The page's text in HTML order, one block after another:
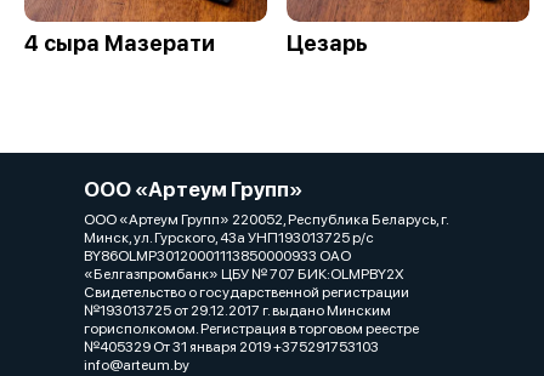
4 сыра Мазерати Цезарь
ООО «Артеум Групп»
ООО «Артеум Групп» 220052, Республика Беларусь, г.
Минск, ул. Гурского, 43а УНП193013725 р/с
BY86OLMP30120001113850000933 ОАО
«Белгазпромбанк» ЦБУ № 707 БИК:OLMPBY2X
Свидетельство о государственной регистрации
№193013725 от 29.12.2017 г. выдано Минским
горисполкомом. Регистрация в торговом реестре
№405329 От 31 января 2019 +375291753103
info@arteum.by